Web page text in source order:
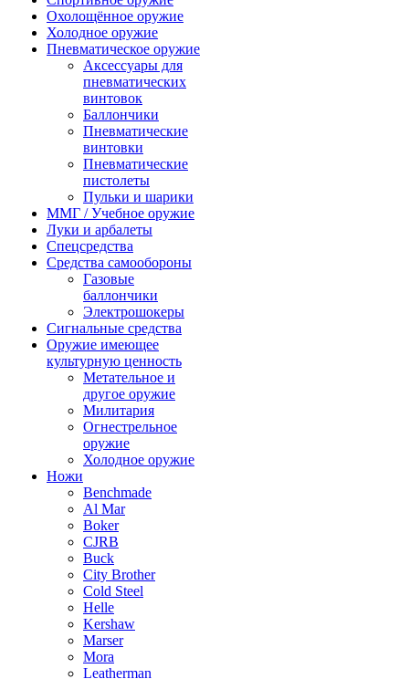
Охолощённое оружие
Холодное оружие
Пневматическое оружие
Аксессуары для
пневматических
винтовок
Баллончики
Пневматические
винтовки
Пневматические
пистолеты
Пульки и шарики
ММГ / Учебное оружие
Луки и арбалеты
Спецсредства
Средства самообороны
Газовые
баллончики
Электрошокеры
Сигнальные средства
Оружие имеющее
культурную ценность
Метательное и
другое оружие
Милитария
Огнестрельное
оружие
Холодное оружие
Ножи
Benchmade
Al Mar
Boker
CJRB
Buck
City Brother
Cold Steel
Helle
Kershaw
Marser
Mora
Leatherman